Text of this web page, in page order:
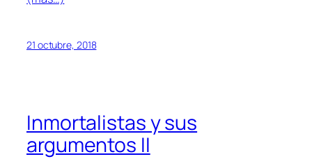
21 octubre, 2018
Inmortalistas y sus
argumentos II